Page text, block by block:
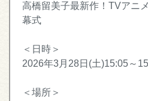
高橋留美子最新作！TVアニ
幕式
＜日時＞
2026年3月28日(土)15:05～
＜場所＞